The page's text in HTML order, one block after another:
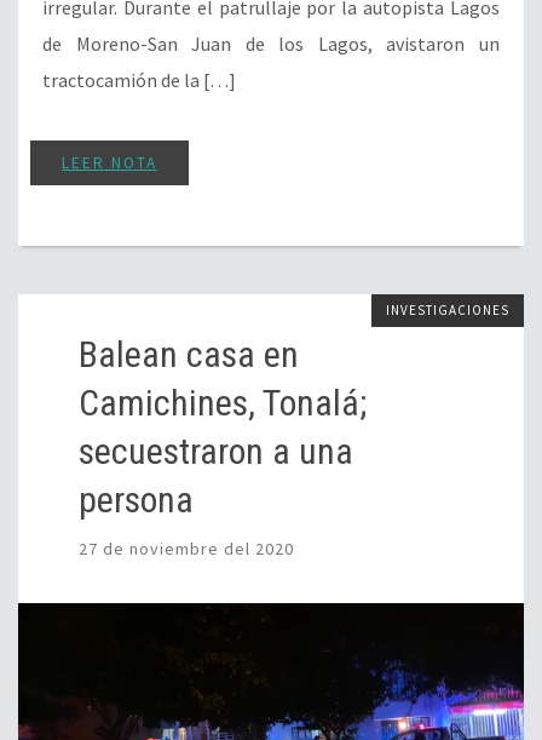
irregular. Durante el patrullaje por la autopista Lagos
de Moreno-San Juan de los Lagos, avistaron un
tractocamión de la […]
LEER NOTA
INVESTIGACIONES
Balean casa en
Camichines, Tonalá;
secuestraron a una
persona
27 de noviembre del 2020